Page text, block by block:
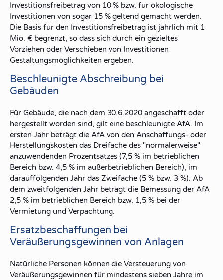
Investitionsfreibetrag von 10 % bzw. für ökologische
Investitionen von sogar 15 % geltend gemacht werden.
Die Basis für den Investitionsfreibetrag ist jährlich mit 1
Mio. € begrenzt, so dass sich durch ein gezieltes
Vorziehen oder Verschieben von Investitionen
Gestaltungsmöglichkeiten ergeben.
Beschleunigte Abschreibung bei
Gebäuden
Für Gebäude, die nach dem 30.6.2020 angeschafft oder
hergestellt worden sind, gilt eine beschleunigte AfA. Im
ersten Jahr beträgt die AfA von den Anschaffungs- oder
Herstellungskosten das Dreifache des "normalerweise"
anzuwendenden Prozentsatzes (7,5 % im betrieblichen
Bereich bzw. 4,5 % im außerbetrieblichen Bereich), im
darauffolgenden Jahr das Zweifache (5 % bzw. 3 %). Ab
dem zweitfolgenden Jahr beträgt die Bemessung der AfA
2,5 % im betrieblichen Bereich bzw. 1,5 % bei der
Vermietung und Verpachtung.
Ersatzbeschaffungen bei
Veräußerungsgewinnen von Anlagen
Natürliche Personen können die Versteuerung von
Veräußerungsgewinnen für mindestens sieben Jahre im